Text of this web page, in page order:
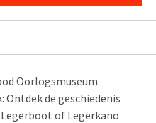
Oorlogsmuseum
Ontdek de geschiedenis
of Legerkano